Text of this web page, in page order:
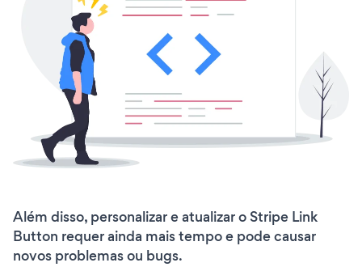
Além disso, personalizar e atualizar o Stripe Link
Button requer ainda mais tempo e pode causar
novos problemas ou bugs.